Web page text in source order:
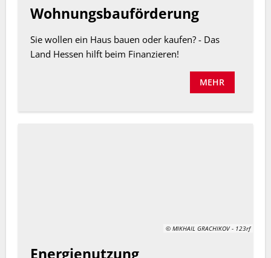
Wohnungsbauförderung
Sie wollen ein Haus bauen oder kaufen? - Das
Land Hessen hilft beim Finanzieren!
MEHR
© MIKHAIL GRACHIKOV - 123rf
Energienutzung